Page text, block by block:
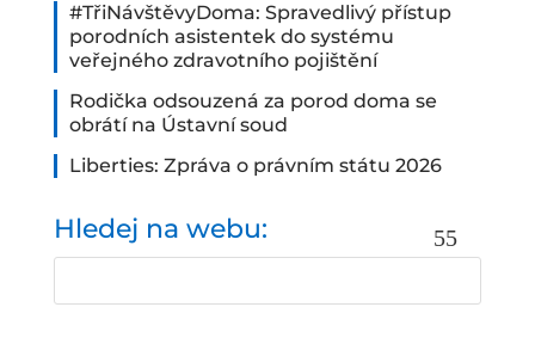
#TřiNávštěvyDoma: Spravedlivý přístup
porodních asistentek do systému
veřejného zdravotního pojištění
Rodička odsouzená za porod doma se
obrátí na Ústavní soud
Liberties: Zpráva o právním státu 2026
Hledej na webu: